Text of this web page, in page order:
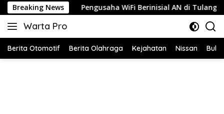
Langsung
ke
konten
Breaking News
Pengusaha WiFi Berinisial AN di Tulang Bawang Diduga Jual
Warta Pro
Akurat
Terpercaya
Berita Otomotif Berita Olahraga Kejahatan Nissan